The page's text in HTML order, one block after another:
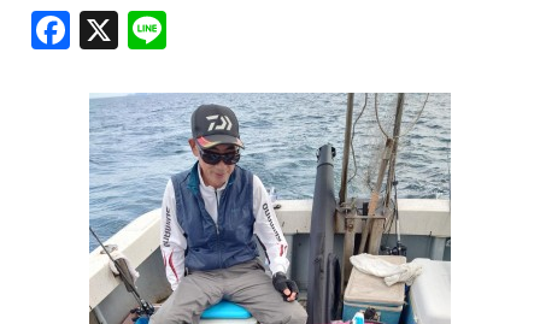
F
a
c
e
b
o
o
k
X
e